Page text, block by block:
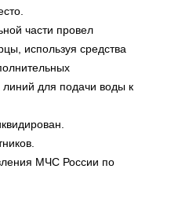
части провел
используя средства
для подачи воды к
МЧС России по